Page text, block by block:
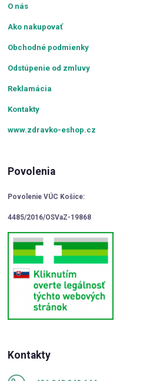
O nás
Ako nakupovať
Obchodné podmienky
Odstúpenie od zmluvy
Reklamácia
Kontakty
www.zdravko-eshop.cz
Povolenia
Povolenie VÚC Košice:
4485/2016/OSVaZ-19868
Kontakty